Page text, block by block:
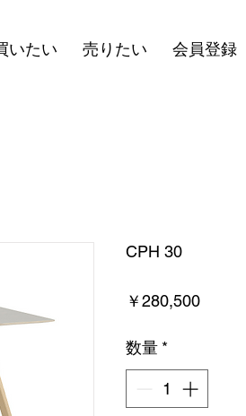
いたい 売りたい 会員登録
CPH 30
￥280,500価
数量 *